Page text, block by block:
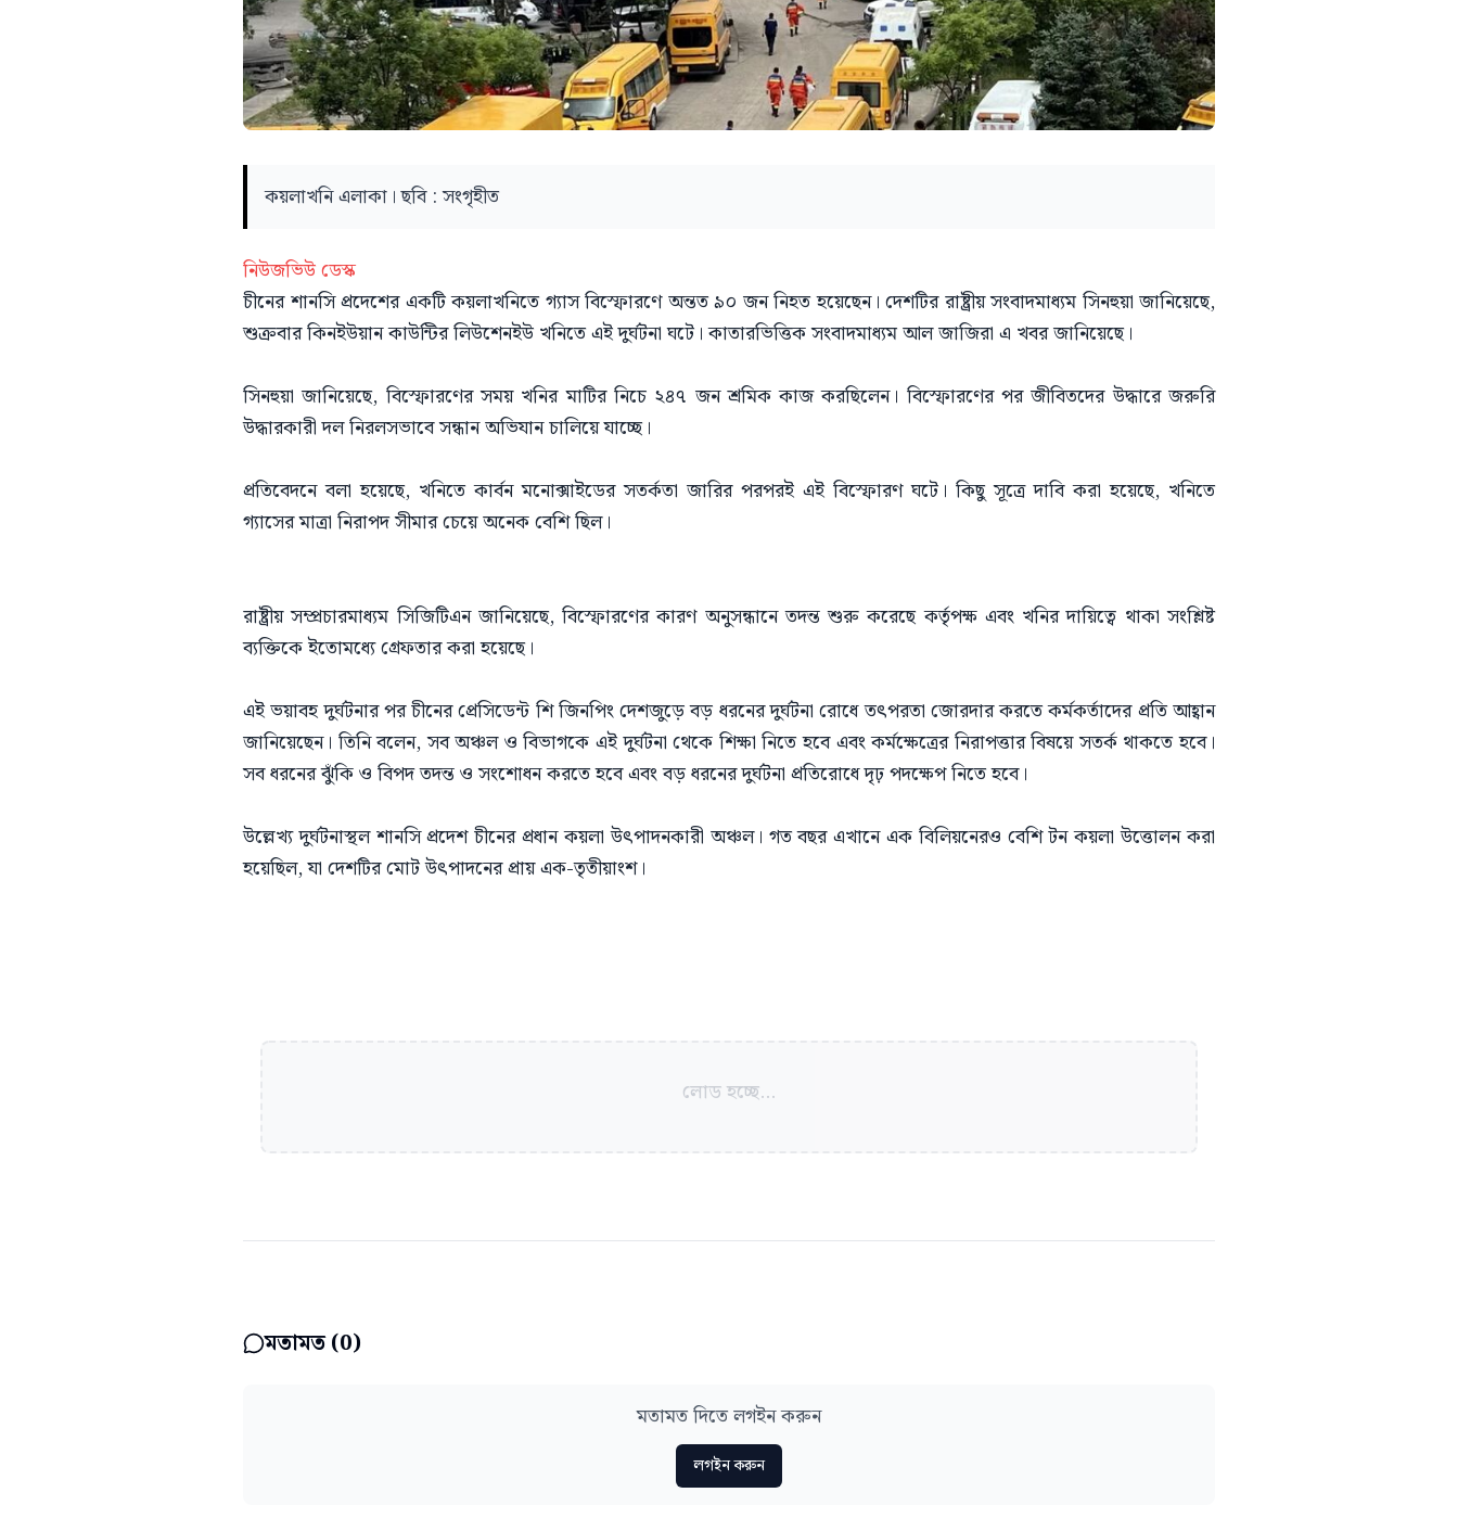
কয়লাখনি এলাকা। ছবি : সংগৃহীত
নিউজভিউ ডেস্ক
চীনের শানসি প্রদেশের একটি কয়লাখনিতে গ্যাস বিস্ফোরণে অন্তত ৯০ জন নিহত হয়েছেন। দেশটির রাষ্ট্রীয় সংবাদমাধ্যম সিনহুয়া জানিয়েছে,
শুক্রবার কিনইউয়ান কাউন্টির লিউশেনইউ খনিতে এই দুর্ঘটনা ঘটে। কাতারভিত্তিক সংবাদমাধ্যম আল জাজিরা এ খবর জানিয়েছে।
সিনহুয়া জানিয়েছে, বিস্ফোরণের সময় খনির মাটির নিচে ২৪৭ জন শ্রমিক কাজ করছিলেন। বিস্ফোরণের পর জীবিতদের উদ্ধারে জরুরি
উদ্ধারকারী দল নিরলসভাবে সন্ধান অভিযান চালিয়ে যাচ্ছে।
প্রতিবেদনে বলা হয়েছে, খনিতে কার্বন মনোক্সাইডের সতর্কতা জারির পরপরই এই বিস্ফোরণ ঘটে। কিছু সূত্রে দাবি করা হয়েছে, খনিতে
গ্যাসের মাত্রা নিরাপদ সীমার চেয়ে অনেক বেশি ছিল।
রাষ্ট্রীয় সম্প্রচারমাধ্যম সিজিটিএন জানিয়েছে, বিস্ফোরণের কারণ অনুসন্ধানে তদন্ত শুরু করেছে কর্তৃপক্ষ এবং খনির দায়িত্বে থাকা সংশ্লিষ্ট
ব্যক্তিকে ইতোমধ্যে গ্রেফতার করা হয়েছে।
এই ভয়াবহ দুর্ঘটনার পর চীনের প্রেসিডেন্ট শি জিনপিং দেশজুড়ে বড় ধরনের দুর্ঘটনা রোধে তৎপরতা জোরদার করতে কর্মকর্তাদের প্রতি আহ্বান
জানিয়েছেন। তিনি বলেন, সব অঞ্চল ও বিভাগকে এই দুর্ঘটনা থেকে শিক্ষা নিতে হবে এবং কর্মক্ষেত্রের নিরাপত্তার বিষয়ে সতর্ক থাকতে হবে।
সব ধরনের ঝুঁকি ও বিপদ তদন্ত ও সংশোধন করতে হবে এবং বড় ধরনের দুর্ঘটনা প্রতিরোধে দৃঢ় পদক্ষেপ নিতে হবে।
উল্লেখ্য দুর্ঘটনাস্থল শানসি প্রদেশ চীনের প্রধান কয়লা উৎপাদনকারী অঞ্চল। গত বছর এখানে এক বিলিয়নেরও বেশি টন কয়লা উত্তোলন করা
হয়েছিল, যা দেশটির মোট উৎপাদনের প্রায় এক-তৃতীয়াংশ।
লোড হচ্ছে...
মতামত (0)
মতামত দিতে লগইন করুন
লগইন করুন